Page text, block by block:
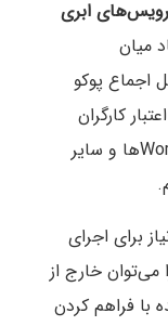
ابری
میان
اجماع پوکو
کارگران
(Worker) شبکه است. در ادامه در مورد Workerها و سایر
برای اجرای
می‌توان خارج از
با فراهم کردن